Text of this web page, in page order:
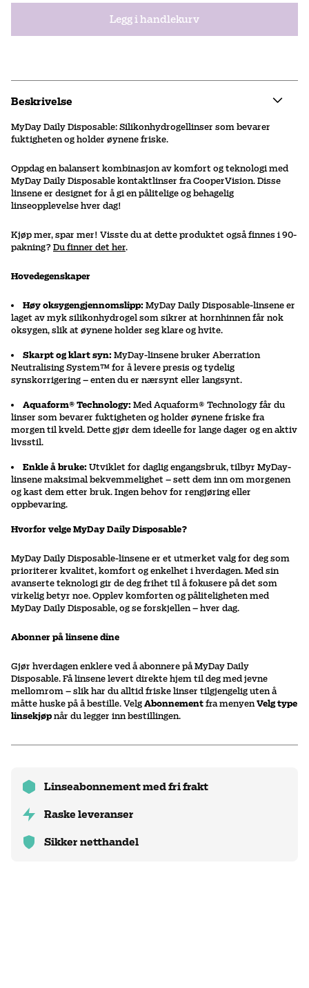
Legg i handlekurv
Beskrivelse
MyDay Daily Disposable: Silikonhydrogellinser som bevarer
fuktigheten og holder øynene friske.
Oppdag en balansert kombinasjon av komfort og teknologi med
MyDay Daily Disposable kontaktlinser fra CooperVision. Disse
linsene er designet for å gi en pålitelige og behagelig
linseopplevelse hver dag!
Kjøp mer, spar mer! Visste du at dette produktet også finnes i 90-
pakning? Du finner det her.
Hovedegenskaper
Høy oksygengjennomslipp: MyDay Daily Disposable-linsene er
laget av myk silikonhydrogel som sikrer at hornhinnen får nok
oksygen, slik at øynene holder seg klare og hvite.
Skarpt og klart syn: MyDay-linsene bruker Aberration
Neutralising System™ for å levere presis og tydelig
synskorrigering – enten du er nærsynt eller langsynt.
Aquaform® Technology: Med Aquaform® Technology får du
linser som bevarer fuktigheten og holder øynene friske fra
morgen til kveld. Dette gjør dem ideelle for lange dager og en aktiv
livsstil.
Enkle å bruke: Utviklet for daglig engangsbruk, tilbyr MyDay-
linsene maksimal bekvemmelighet – sett dem inn om morgenen
og kast dem etter bruk. Ingen behov for rengjøring eller
oppbevaring.
Hvorfor velge MyDay Daily Disposable?
MyDay Daily Disposable-linsene er et utmerket valg for deg som
prioriterer kvalitet, komfort og enkelhet i hverdagen. Med sin
avanserte teknologi gir de deg frihet til å fokusere på det som
virkelig betyr noe. Opplev komforten og påliteligheten med
MyDay Daily Disposable, og se forskjellen – hver dag.
Abonner på linsene dine
Gjør hverdagen enklere ved å abonnere på MyDay Daily
Disposable. Få linsene levert direkte hjem til deg med jevne
mellomrom – slik har du alltid friske linser tilgjengelig uten å
måtte huske på å bestille. Velg Abonnement fra menyen Velg type
linsekjøp når du legger inn bestillingen.
Linseabonnement med fri frakt
Raske leveranser
Sikker netthandel